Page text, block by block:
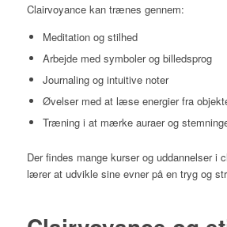
Clairvoyance kan trænes gennem:
Meditation og stilhed
Arbejde med symboler og billedsprog
Journaling og intuitive noter
Øvelser med at læse energier fra
Træning i at mærke auraer og
Der findes mange kurser og uddannelser i
lærer at udvikle sine evner på en tryg og